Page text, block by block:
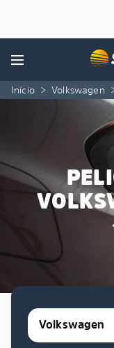
Menu
Início > Volkswagen
Volkswagen